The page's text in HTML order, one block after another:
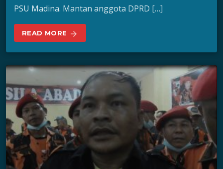
PSU Madina. Mantan anggota DPRD […]
READ MORE arrow_forward